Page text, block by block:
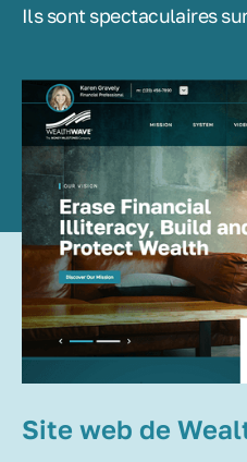
Ils sont spectaculaires
Site web de